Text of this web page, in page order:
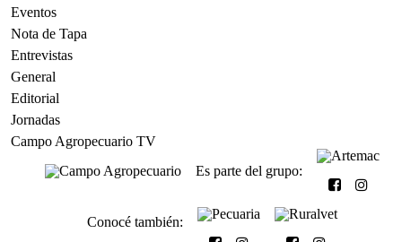
Eventos
Nota de Tapa
Entrevistas
General
Editorial
Jornadas
Campo Agropecuario TV
Es parte del grupo:
Conocé también: